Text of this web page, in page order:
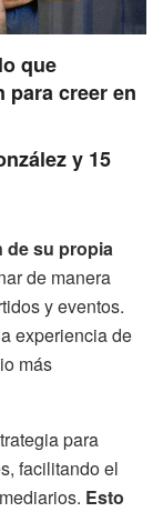
que
para creer en
y 15
de su propia
de manera
y eventos.
experiencia de
más
para
facilitando el
Esto